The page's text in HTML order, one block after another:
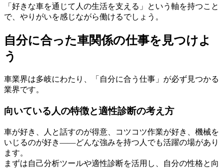
「好きな車を通じて人の生活を支える」という軸を持つこと
で、やりがいを感じながら働けるでしょう。
自分に合った車関係の仕事を見つけよ
う
車業界は多岐にわたり、「自分に合う仕事」が必ず見つかる
業界です。
向いている人の特徴と適性診断の考え方
車が好き、人と話すのが得意、コツコツ作業が好き、機械を
いじるのが好き——どんな強みを持つ人でも活躍の場があり
ます。
まずは自己分析ツールや適性診断を活用し、自分の性格と向